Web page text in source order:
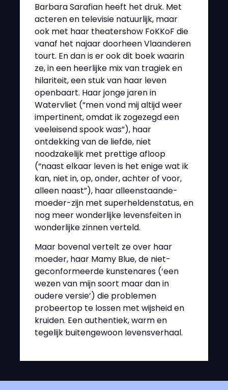
Barbara Sarafian heeft het druk. Met
acteren en televisie natuurlijk, maar
ook met haar theatershow FoKKoF die
vanaf het najaar doorheen Vlaanderen
tourt. En dan is er ook dit boek waarin
ze, in een heerlijke mix van tragiek en
hilariteit, een stuk van haar leven
openbaart. Haar jonge jaren in
Watervliet (“men vond mij altijd weer
impertinent, omdat ik zogezegd een
veeleisend spook was”), haar
ontdekking van de liefde, niet
noodzakelijk met prettige afloop
(“naast elkaar leven is het enige wat ik
kan, niet in, op, onder, achter of voor,
alleen naast”), haar alleenstaande-
moeder-zijn met superheldenstatus, en
nog meer wonderlijke levensfeiten in
wonderlijke zinnen verteld.
Maar bovenal vertelt ze over haar
moeder, haar Mamy Blue, de niet-
geconformeerde kunstenares (‘een
wezen van mijn soort maar dan in
oudere versie’) die problemen
probeertop te lossen met wijsheid en
kruiden. Een authentiek, warm en
tegelijk buitengewoon levensverhaal.